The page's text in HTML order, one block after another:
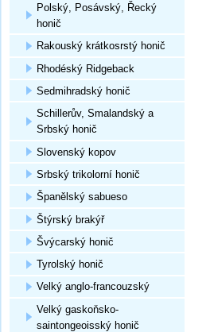
Polský, Posávský, Řecký
honič
Rakouský krátkosrstý honič
Rhodéský Ridgeback
Sedmihradský honič
Schillerův, Smalandský a
Srbský honič
Slovenský kopov
Srbský trikolorní honič
Španělský sabueso
Štýrský brakýř
Švýcarský honič
Tyrolský honič
Velký anglo-francouzský
Velký gaskoňsko-
saintongeoisský honič